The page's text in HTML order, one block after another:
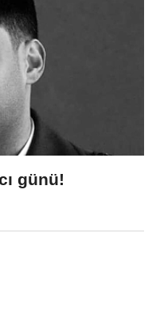
günü!